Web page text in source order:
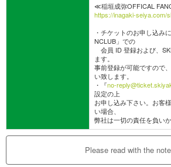
≪稲垣成弥OFFICAL
https://inagaki-seiya.com/
・チケットのお申し込み
NCLUB」での
会員 ID 登録および、
ます。
事前登録が可能ですので
い致します。
・『no-
設定の上
お申し込み下さい。お客
い場合、
弊社は一切の責任を負い
Please read with the